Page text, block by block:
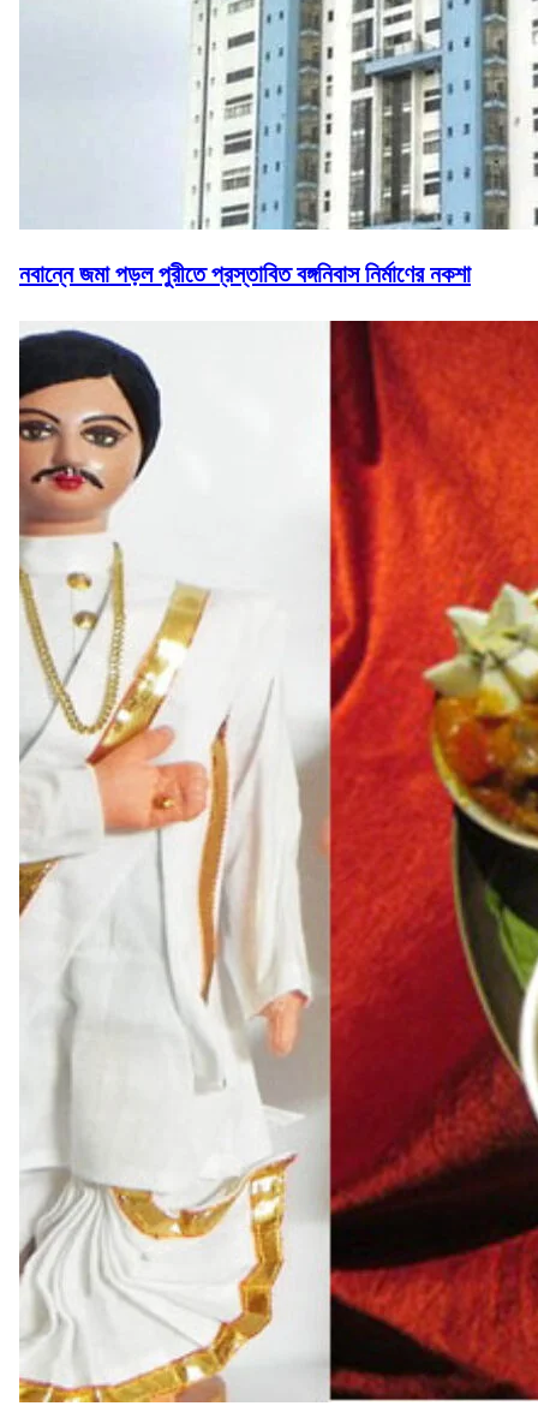
নবান্নে জমা পড়ল পুরীতে প্রস্তাবিত বঙ্গনিবাস নির্মাণের নকশা